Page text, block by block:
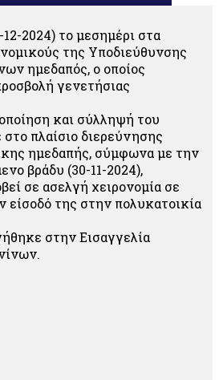
2024) το μεσημέρι στα
της Υποδιεύθυνσης
ημεδαπός, ο οποίος
γενετήσιας
και σύλληψή του
πλαίσιο διερεύνησης
ημεδαπής, σύμφωνα με την
βράδυ (30-11-2024),
σε ασελγή χειρονομία σε
είσοδό της στην πολυκατοικία
στην Εισαγγελία